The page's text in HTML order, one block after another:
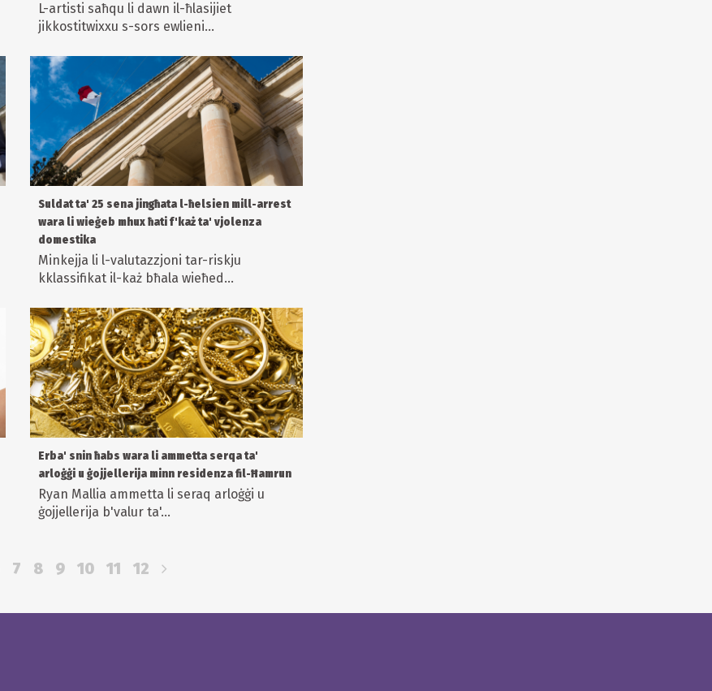
L-artisti saħqu li dawn il-ħlasijiet
jikkostitwixxu s-sors ewlieni...
Suldat ta' 25 sena jingħata l-ħelsien mill-arrest
wara li wieġeb mhux ħati f'każ ta' vjolenza
domestika
Minkejja li l-valutazzjoni tar-riskju
kklassifikat il-każ bħala wieħed...
Erba' snin ħabs wara li ammetta serqa ta'
arloġġi u ġojjellerija minn residenza fil-Ħamrun
Ryan Mallia ammetta li seraq arloġġi u
ġojjellerija b'valur ta'...
7 8 9 10 11 12